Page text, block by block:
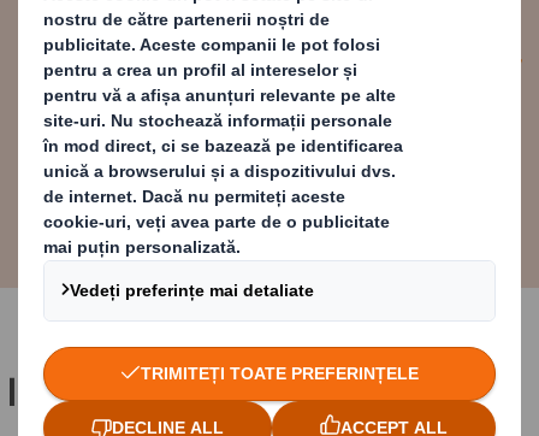
sustenabilitate Now and Next
Miles Roberts
Group Chief Executive la DS Smith
Investește în viitor